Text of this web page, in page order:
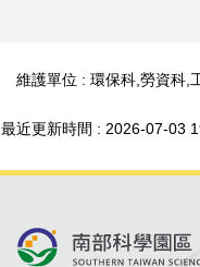
維護單位 : 環保科,勞資科,
最近更新時間 : 2026-07-03